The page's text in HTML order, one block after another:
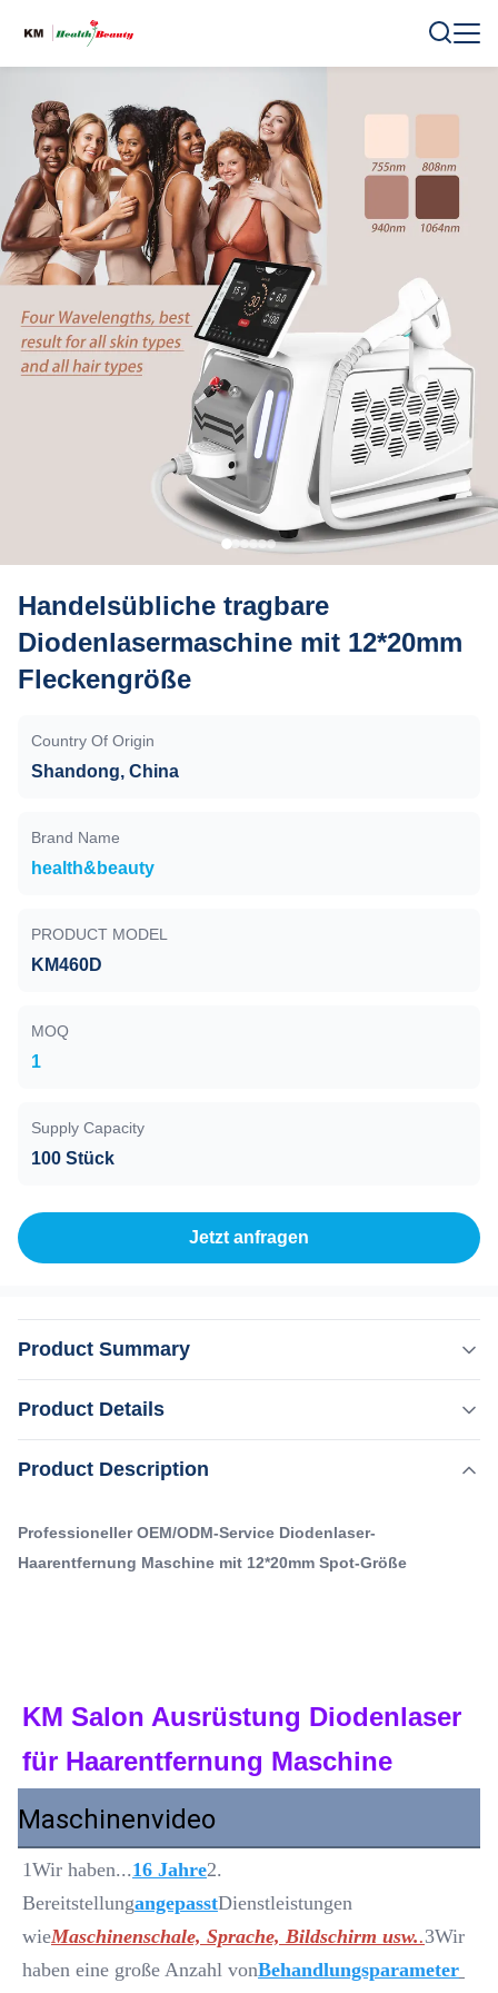
Handelsübliche tragbare
Diodenlasermaschine mit 12*20mm
Fleckengröße
Country Of Origin
Shandong, China
Brand Name
health&beauty
PRODUCT MODEL
KM460D
MOQ
1
Supply Capacity
100 Stück
Jetzt anfragen
Product Summary
Maschine Maschinenvideo 1Wir haben...16 Jahre2.
wieMaschinenschale, Sprache, Bildschirm usw..3Wir
haben eine große ...
Product Details
Hervorheben:
Laser Type:
Style:
mit einer Breite von mehr als 20 mm
Type:
Laser
Feature:
Aknebehandlung, Haarentfernung,
Brustvergrößerungsmittel, G
Application:
Product Description
Professioneller OEM/ODM-Service Diodenlaser-
Haarentfernung Maschine mit 12*20mm Spot-Größe
KM Salon Ausrüstung Diodenlaser
für Haarentfernung Maschine
Maschinenvideo
1Wir haben...16 Jahre2.
BereitstellungangepasstDienstleistungen
wieMaschinenschale, Sprache, Bildschirm usw..3Wir
haben eine große Anzahl vonBehandlungsparameter